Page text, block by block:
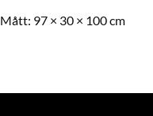
Mått: 97 × 30 × 100 cm